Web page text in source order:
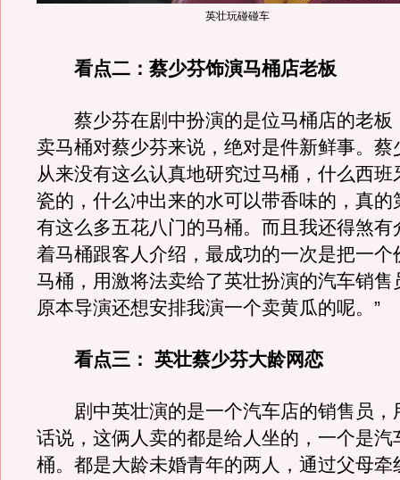
英壮玩碰碰车
看点二：蔡少芬饰演马桶店老板
蔡少芬在剧中扮演的是位马桶店的老板
卖马桶对蔡少芬来说，绝对是件新鲜事。蔡
从来没有这么认真地研究过马桶，什么西班
瓷的，什么冲出来的水可以带香味的，真的
有这么多五花八门的马桶。而且我还得煞有
着马桶跟客人介绍，最成功的一次是把一个
马桶，用激将法卖给了英壮扮演的汽车销售
原本导演还想安排我演一个卖黄瓜的呢。”
看点三： 英壮蔡少芬大龄网恋
剧中英壮演的是一个汽车店的销售员，
话说，这俩人卖的都是给人坐的，一个是汽
桶。都是大龄未婚青年的两人，通过父母牵